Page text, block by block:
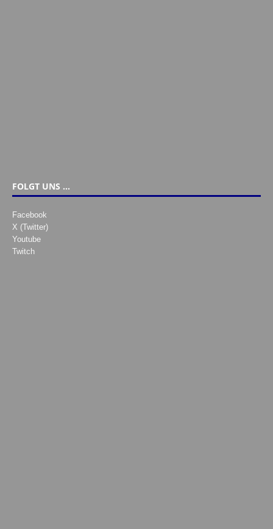
FOLGT UNS …
Facebook
X (Twitter)
Youtube
Twitch